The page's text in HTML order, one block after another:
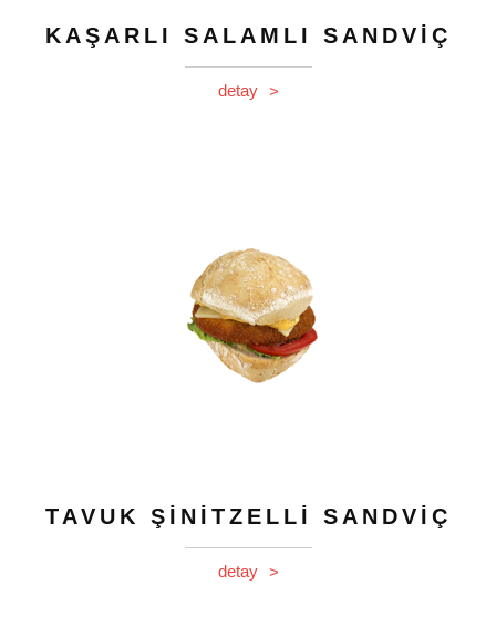
KAŞARLI SALAMLI SANDVİÇ
detay >
TAVUK ŞİNİTZELLİ SANDVİÇ
detay >